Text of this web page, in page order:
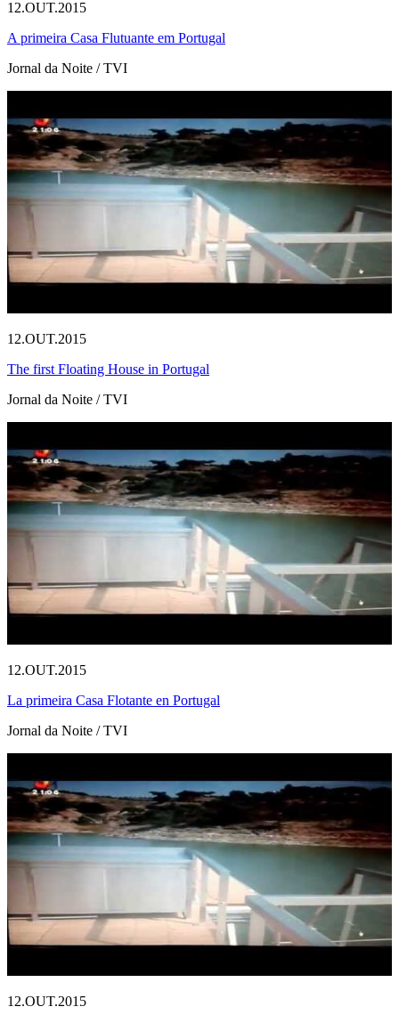
12.OUT.2015
A primeira Casa Flutuante em Portugal
Jornal da Noite / TVI
12.OUT.2015
The first Floating House in Portugal
Jornal da Noite / TVI
12.OUT.2015
La primeira Casa Flotante en Portugal
Jornal da Noite / TVI
12.OUT.2015